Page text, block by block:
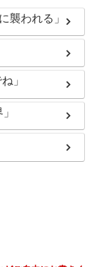
襲われる」
」